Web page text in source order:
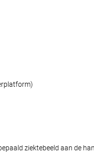
ziektebeeld aan de